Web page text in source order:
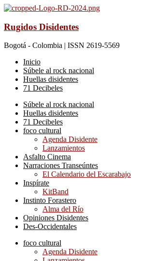
Rugidos Disidentes
Bogotá - Colombia | ISSN 2619-5569
Inicio
Súbele al rock nacional
Huellas disidentes
71 Decibeles
Súbele al rock nacional
Huellas disidentes
71 Decibeles
foco cultural
Agenda Disidente
Lanzamientos
Asfalto Cinema
Narraciones Transeúntes
El Calendario del Escarabajo
Inspírate
KitBand
Instinto Forastero
Alma del Río
Opiniones Disidentes
Des-Occidentales
foco cultural
Agenda Disidente